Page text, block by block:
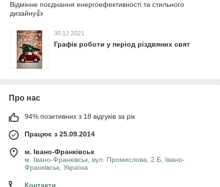
Відмінне поєднання енергоефективності та стильного
дизайну👍
30.12.2021
Графік роботи у період різдвяних свят
Про нас
94% позитивних з 18 відгуків за рік
Працює з 25.09.2014
м. Івано-Франківськ
м. Івано-Франківськ, вул. Промислова, 2 Б, Івано-
Франківськ, Україна
Контакти